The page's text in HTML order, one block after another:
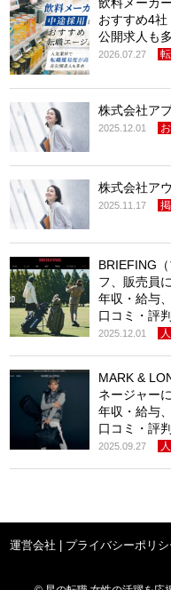
おすすめ4
公開求人も
2026.07.27
株式会社ア
2025.12.01
株式会社ア
2025.11.17
BRIEFING
フ、販売員
年収・給与
口コミ・評
2025.12.01
MARK &
ネージャー
年収・給与
口コミ・評
2025.09.27
運営会社 プライバシーポリシ